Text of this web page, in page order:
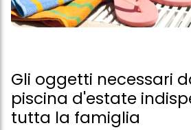
Gli oggetti necessari
piscina d'estate
tutta la famiglia